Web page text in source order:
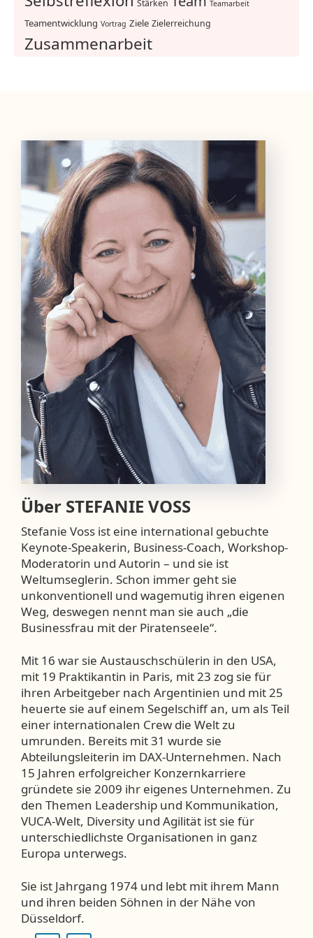
Stärken Teamarbeit
Teamentwicklung Vortrag Ziele Zielerreichung
Zusammenarbeit
Über STEFANIE VOSS
Stefanie Voss ist eine international gebuchte
Keynote-Speakerin, Business-Coach, Workshop-
Moderatorin und Autorin – und sie ist
Weltumseglerin. Schon immer geht sie
unkonventionell und wagemutig ihren eigenen
Weg, deswegen nennt man sie auch „die
Businessfrau mit der Piratenseele“.
Mit 16 war sie Austauschschülerin in den USA,
mit 19 Praktikantin in Paris, mit 23 zog sie für
ihren Arbeitgeber nach Argentinien und mit 25
heuerte sie auf einem Segelschiff an, um als Teil
einer internationalen Crew die Welt zu
umrunden. Bereits mit 31 wurde sie
Abteilungsleiterin im DAX-Unternehmen. Nach
15 Jahren erfolgreicher Konzernkarriere
gründete sie 2009 ihr eigenes Unternehmen. Zu
den Themen Leadership und Kommunikation,
VUCA-Welt, Diversity und Agilität ist sie für
unterschiedlichste Organisationen in ganz
Europa unterwegs.
Sie ist Jahrgang 1974 und lebt mit ihrem Mann
und ihren beiden Söhnen in der Nähe von
Düsseldorf.